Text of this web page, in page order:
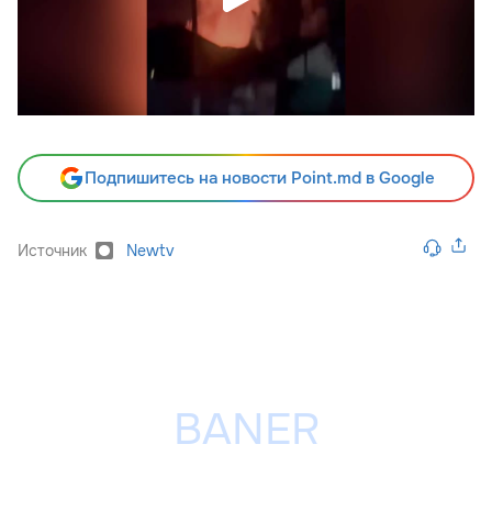
Подпишитесь на новости Point.md в Google
Источник Newtv